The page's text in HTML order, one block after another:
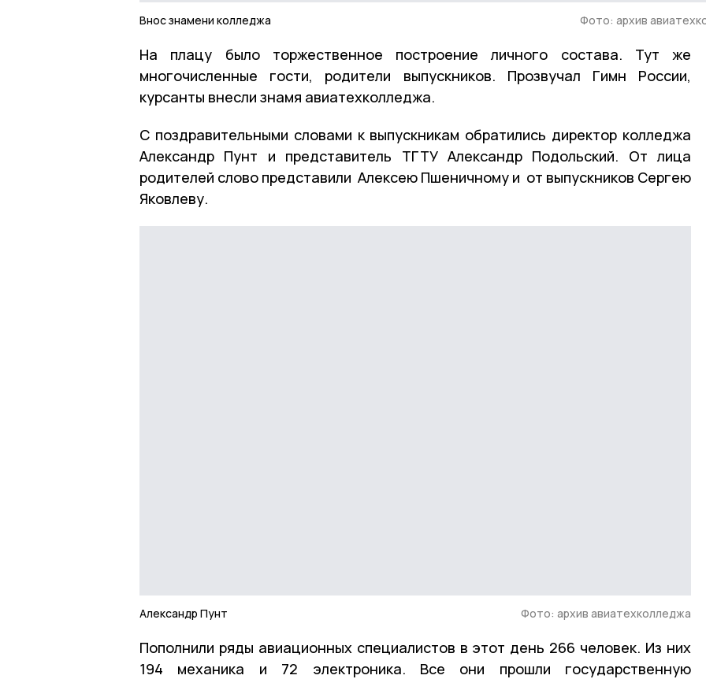
Внос знамени колледжа Фото: архив
На плацу было торжественное построение личного состава. Тут же
многочисленные гости, родители выпускников. Прозвучал Гимн России,
курсанты внесли знамя авиатехколледжа.
С поздравительными словами к выпускникам обратились директор колледжа
Александр Пунт и представитель ТГТУ Александр Подольский. От лица
родителей слово представили Алексею Пшеничному и от выпускников Сергею
Яковлеву.
Александр Пунт Фото: архив авиатехколледжа
Пополнили ряды авиационных специалистов в этот день 266 человек. Из них
194 механика и 72 электроника. Все они прошли государственную